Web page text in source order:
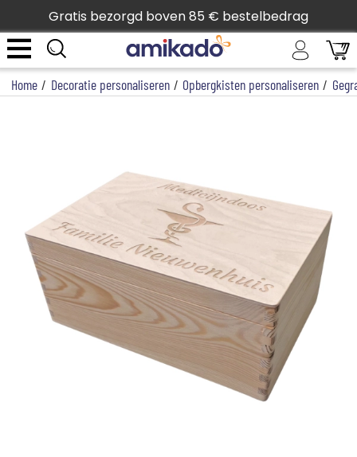
Gratis bezorgd boven 85 € bestelbedrag
Home / Decoratie personaliseren / Opbergkisten personaliseren /